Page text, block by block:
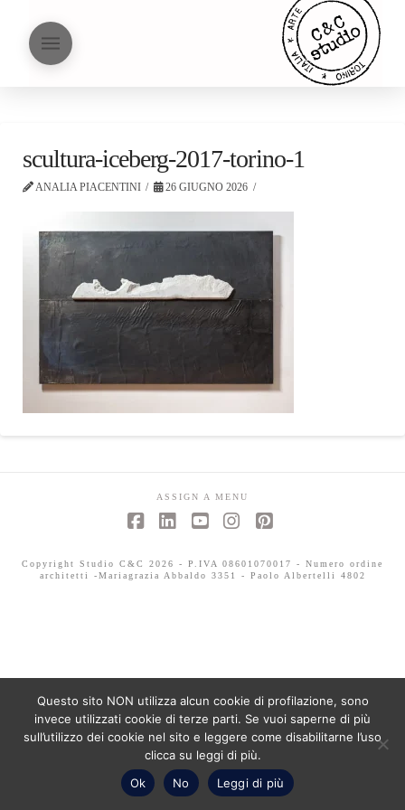
scultura-iceberg-2017-torino-1
ANALIA PIACENTINI 26 GIUGNO 2026
ASSIGN A MENU
Copyright Studio C&C 2026 - P.IVA 08601070017 - Numero ordine
architetti -Mariagrazia Abbaldo 3351 - Paolo Albertelli 4802
Questo sito NON utilizza alcun cookie di profilazione, sono
invece utilizzati cookie di terze parti. Se vuoi saperne di più
sull’utilizzo dei cookie nel sito e leggere come disabilitarne l’uso
clicca su leggi di più.
Ok
No Leggi di più